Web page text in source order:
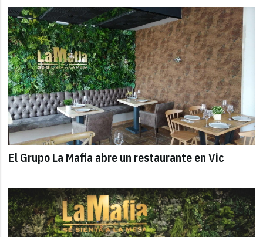
El Grupo La Mafia abre un restaurante en Vic